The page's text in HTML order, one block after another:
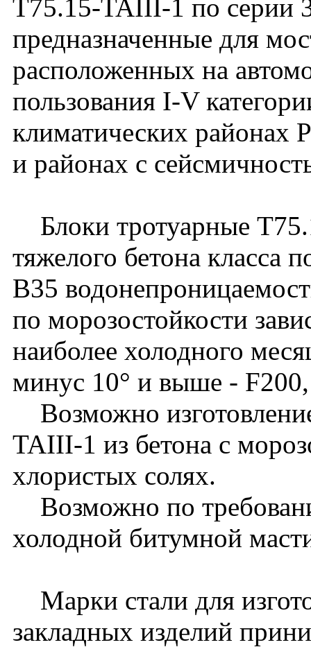
Т75.15-TAIII-1 по серии
предназначенные для
расположенных на
пользования I-V
климатических районах
и районах с
Блоки тротуарные
тяжелого бетона класса
B35
по морозостойкости
наиболее холодного
минус 10° и выше -
Возможно
TAIII-1 из бетона с
хлористых солях.
Возможно по
холодной битумной
Марки стали для
закладных изделий